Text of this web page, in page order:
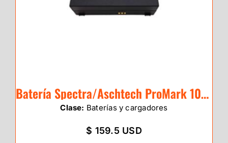
Batería Spectra/Aschtech ProMark 100/20
Clase: Baterías y cargadores
$ 159.5 USD